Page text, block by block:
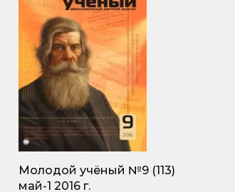
Молодой учёный №9 (113)
май-1 2016 г.